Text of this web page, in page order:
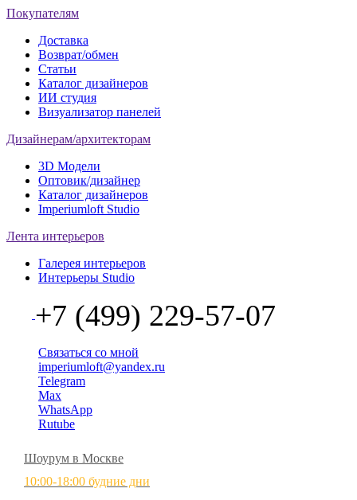
Покупателям
Доставка
Возврат/обмен
Статьи
Каталог дизайнеров
ИИ студия
Визуализатор панелей
Дизайнерам/архитекторам
3D Модели
Оптовик/дизайнер
Каталог дизайнеров
Imperiumloft Studio
Лента интерьеров
Галерея интерьеров
Интерьеры Studio
+7 (499) 229-57-07
Связаться со мной
imperiumloft@yandex.ru
Telegram
Max
WhatsApp
Rutube
Шоурум в Москве
10:00-18:00 будние дни